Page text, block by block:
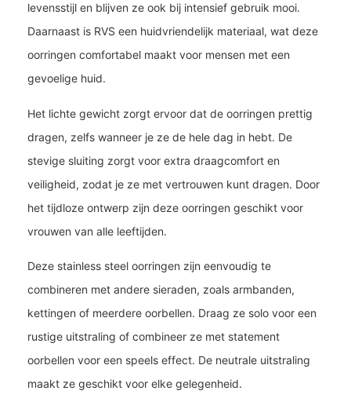
levensstijl en blijven ze ook bij intensief gebruik mooi.
Daarnaast is RVS een huidvriendelijk materiaal, wat deze
oorringen comfortabel maakt voor mensen met een
gevoelige huid.
Het lichte gewicht zorgt ervoor dat de oorringen prettig
dragen, zelfs wanneer je ze de hele dag in hebt. De
stevige sluiting zorgt voor extra draagcomfort en
veiligheid, zodat je ze met vertrouwen kunt dragen. Door
het tijdloze ontwerp zijn deze oorringen geschikt voor
vrouwen van alle leeftijden.
Deze stainless steel oorringen zijn eenvoudig te
combineren met andere sieraden, zoals armbanden,
kettingen of meerdere oorbellen. Draag ze solo voor een
rustige uitstraling of combineer ze met statement
oorbellen voor een speels effect. De neutrale uitstraling
maakt ze geschikt voor elke gelegenheid.